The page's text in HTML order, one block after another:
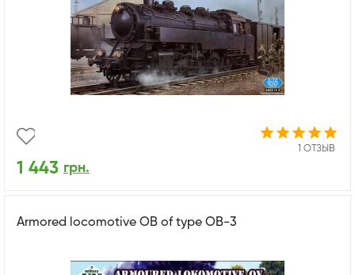
1 ОТЗЫВ
1 443 грн.
Armored locomotive OB of type OB-3